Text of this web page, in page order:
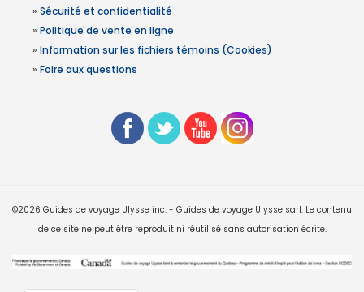
» Sécurité et confidentialité
» Politique de vente en ligne
» Information sur les fichiers témoins (Cookies)
» Foire aux questions
©2026 Guides de voyage Ulysse inc. - Guides de voyage Ulysse sarl. Le contenu
de ce site ne peut être reproduit ni réutilisé sans autorisation écrite.